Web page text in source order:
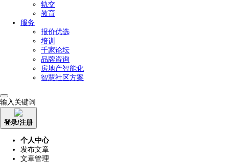
轨交
教育
服务
报价优选
培训
千家论坛
品牌咨询
房地产智能化
智慧社区方案
输入关键词
登录/注册
个人中心
发布文章
文章管理